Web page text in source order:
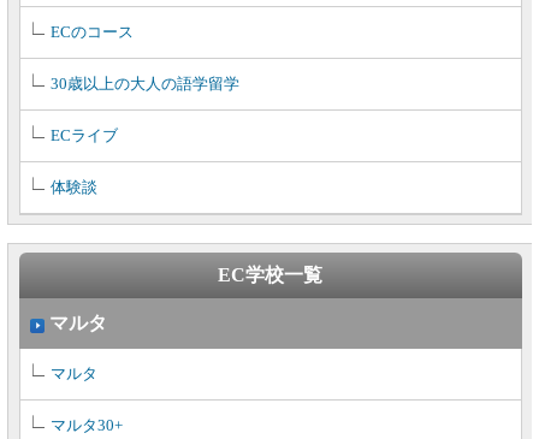
ECのコース
30歳以上の大人の語学留学
ECライブ
体験談
EC学校一覧
マルタ
マルタ
マルタ30+